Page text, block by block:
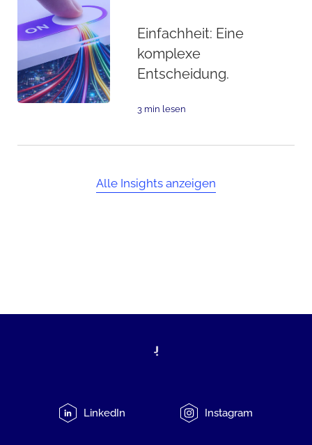
Einfachheit: Eine
komplexe
Entscheidung.
3 min lesen
Alle Insights anzeigen
LinkedIn Instagram